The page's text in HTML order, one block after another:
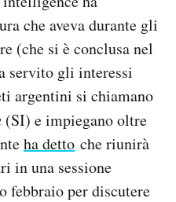
che aveva durante gli
(che si è conclusa nel
servito gli interessi
argentini si chiamano
(SI) e impiegano oltre
ha detto che riunirà
in una sessione
febbraio per discutere